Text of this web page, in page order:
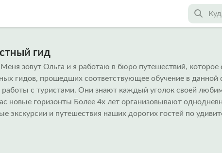
гид
зовут Ольга и я работаю в бюро путешествий, которое
гидов, прошедших соответствующее обучение в
с туристами. Они знают каждый уголок своей
новые горизонты Более 4х лет организовывают
экскурсии и путешествия наших дорогих гостей по